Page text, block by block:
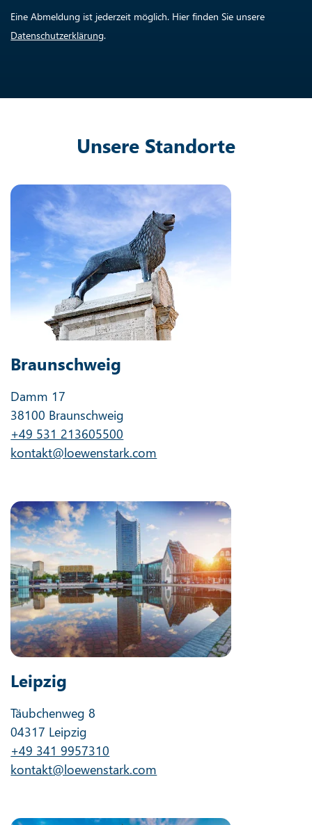
Eine Abmeldung ist jederzeit möglich. Hier finden Sie unsere
Datenschutzerklärung.
Unsere Standorte
Braunschweig
Damm 17
38100 Braunschweig
+49 531 213605500
kontakt@loewenstark.com
Leipzig
Täubchenweg 8
04317 Leipzig
+49 341 9957310
kontakt@loewenstark.com